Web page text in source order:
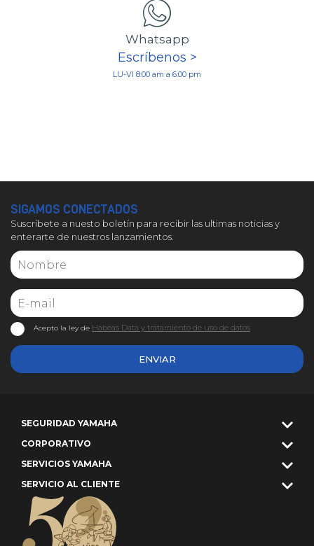
Whatsapp
Escríbenos >
LU-VI 8:00 am a 6:00 pm
SIGAMOS CONECTADOS
Suscríbete a nuesto boletín para recibir las ultimas noticias y
enterarte de nuestros lanzamientos.
ENVIAR
Acepto la ley de Habeas Data y tratamiento de uso de datos
SEGURIDAD YAMAHA
CORPORATIVO
SERVICIOS YAMAHA
SERVICIO AL CLIENTE